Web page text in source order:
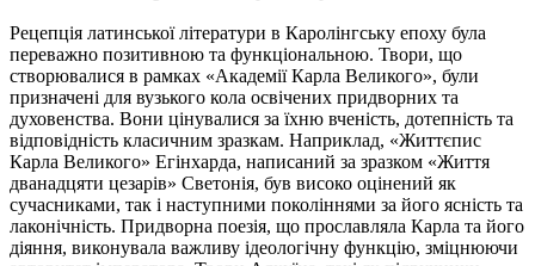
Рецепція латинської літератури в Каролінгську епоху була
переважно позитивною та функціональною. Твори, що
створювалися в рамках «Академії Карла Великого», були
призначені для вузького кола освічених придворних та
духовенства. Вони цінувалися за їхню вченість, дотепність та
відповідність класичним зразкам. Наприклад, «Життєпис
Карла Великого» Егінхарда, написаний за зразком «Життя
дванадцяти цезарів» Светонія, був високо оцінений як
сучасниками, так і наступними поколіннями за його ясність та
лаконічність. Придворна поезія, що прославляла Карла та його
діяння, виконувала важливу ідеологічну функцію, зміцнюючи